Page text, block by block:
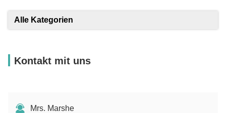
Alle Kategorien
Kontakt mit uns
Mrs. Marshe